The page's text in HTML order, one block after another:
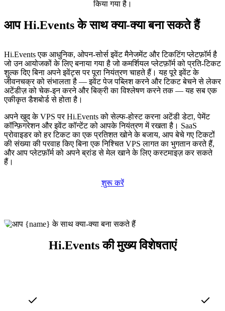
किया गया है।
आप Hi.Events के साथ क्या-क्या बना सकते हैं
Hi.Events एक आधुनिक, ओपन-सोर्स इवेंट मैनेजमेंट और टिकटिंग प्लेटफ़ॉर्म है
जो उन आयोजकों के लिए बनाया गया है जो कमर्शियल प्लेटफ़ॉर्म को प्रति-टिकट
शुल्क दिए बिना अपने इवेंट्स पर पूरा नियंत्रण चाहते हैं। यह पूरे इवेंट के
जीवनचक्र को संभालता है — इवेंट पेज पब्लिश करने और टिकट बेचने से लेकर
अटेंडीज़ को चेक-इन करने और बिक्री का विश्लेषण करने तक — यह सब एक
एकीकृत डैशबोर्ड से होता है।
अपने खुद के VPS पर Hi.Events को सेल्फ-होस्ट करना अटेंडी डेटा, पेमेंट
कॉन्फ़िगरेशन और इवेंट कॉन्टेंट को आपके नियंत्रण में रखता है। SaaS
प्रोवाइडर को हर टिकट का एक प्रतिशत खोने के बजाय, आप बेचे गए टिकटों
की संख्या की परवाह किए बिना एक निश्चित VPS लागत का भुगतान करते हैं,
और आप प्लेटफ़ॉर्म को अपने ब्रांड से मेल खाने के लिए कस्टमाइज़ कर सकते
हैं।
शुरू करें
Hi.Events की मुख्य विशेषताएं